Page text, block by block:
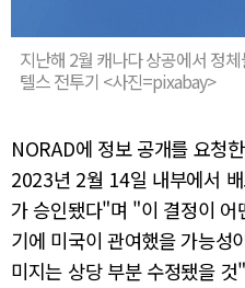
지난해 2월 캐나다 상공에서 정
텔스 전투기 <사진=pixabay>
NORAD에 정보 공개를 요청
2023년 2월 14일 내부에서
가 승인됐다"며 "이 결정이 어
기에 미국이 관여했을 가능성
미지는 상당 부분 수정됐을